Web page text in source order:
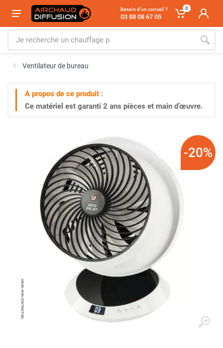
Besoin d'un conseil ?
03 88 08 67 05
0
Ventilateur de bureau
A propos de ce produit :
Ce matériel est garanti 2 ans pièces et main d’œuvre.
-20%